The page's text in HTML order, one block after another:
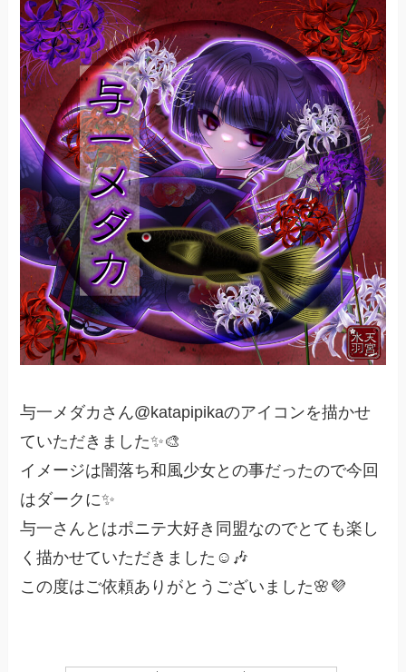
与一メダカさん@katapipikaのアイコンを描かせ
ていただきました✨🎨
イメージは闇落ち和風少女との事だったので今回
はダークに✨
与一さんとはポニテ大好き同盟なのでとても楽し
く描かせていただきました☺️🎶
この度はご依頼ありがとうございました🌸💜